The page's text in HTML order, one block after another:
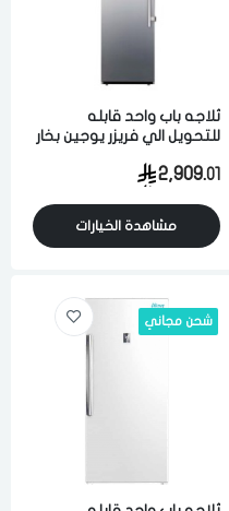
ثلاجه باب واحد قابله
للتحويل الي فريزر يوجين بخار
ستيل
2,909.01
مشاهدة الخيارات
شحن مجاني